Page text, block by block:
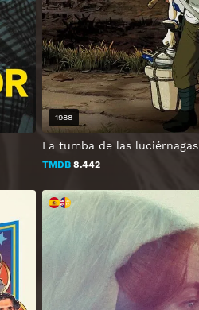
La tumba de las luciérnagas
TMDB 8.442
1988